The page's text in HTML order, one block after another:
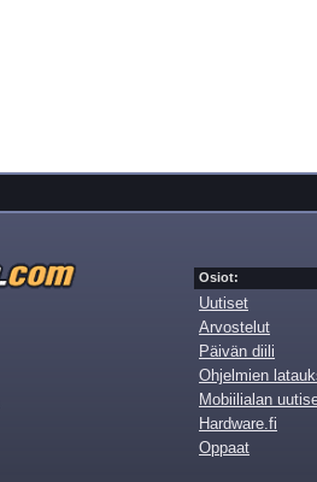
Osiot:
Uutiset
Arvostelut
Päivän diili
Ohjelmien
Mobiilialan
Hardware.fi
Oppaat